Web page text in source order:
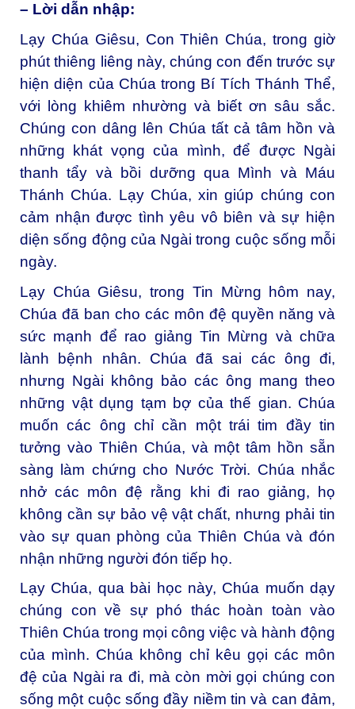
– Lời dẫn nhập:
Lạy Chúa Giêsu, Con Thiên Chúa, trong giờ
phút thiêng liêng này, chúng con đến trước sự
hiện diện của Chúa trong Bí Tích Thánh Thể,
với lòng khiêm nhường và biết ơn sâu sắc.
Chúng con dâng lên Chúa tất cả tâm hồn và
những khát vọng của mình, để được Ngài
thanh tẩy và bồi dưỡng qua Mình và Máu
Thánh Chúa. Lạy Chúa, xin giúp chúng con
cảm nhận được tình yêu vô biên và sự hiện
diện sống động của Ngài trong cuộc sống mỗi
ngày.
Lạy Chúa Giêsu, trong Tin Mừng hôm nay,
Chúa đã ban cho các môn đệ quyền năng và
sức mạnh để rao giảng Tin Mừng và chữa
lành bệnh nhân. Chúa đã sai các ông đi,
nhưng Ngài không bảo các ông mang theo
những vật dụng tạm bợ của thế gian. Chúa
muốn các ông chỉ cần một trái tim đầy tin
tưởng vào Thiên Chúa, và một tâm hồn sẵn
sàng làm chứng cho Nước Trời. Chúa nhắc
nhở các môn đệ rằng khi đi rao giảng, họ
không cần sự bảo vệ vật chất, nhưng phải tin
vào sự quan phòng của Thiên Chúa và đón
nhận những người đón tiếp họ.
Lạy Chúa, qua bài học này, Chúa muốn dạy
chúng con về sự phó thác hoàn toàn vào
Thiên Chúa trong mọi công việc và hành động
của mình. Chúa không chỉ kêu gọi các môn
đệ của Ngài ra đi, mà còn mời gọi chúng con
sống một cuộc sống đầy niềm tin và can đảm,